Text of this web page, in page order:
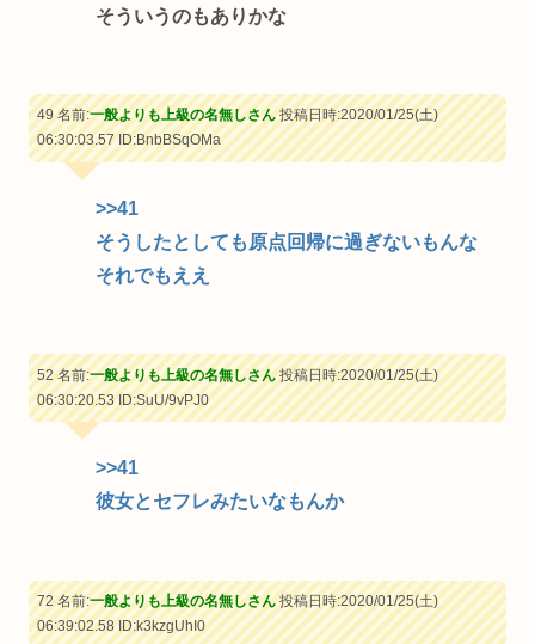
そういうのもありかな
49 名前:一般よりも上級の名無しさん投稿日時:2020/01/25(土)
06:30:03.57ID:BnbBSqOMa
>>41
そうしたとしても原点回帰に過ぎないもんな
それでもええ
52 名前:一般よりも上級の名無しさん投稿日時:2020/01/25(土)
06:30:20.53ID:SuU/9vPJ0
>>41
彼女とセフレみたいなもんか
72 名前:一般よりも上級の名無しさん投稿日時:2020/01/25(土)
06:39:02.58ID:k3kzgUhI0